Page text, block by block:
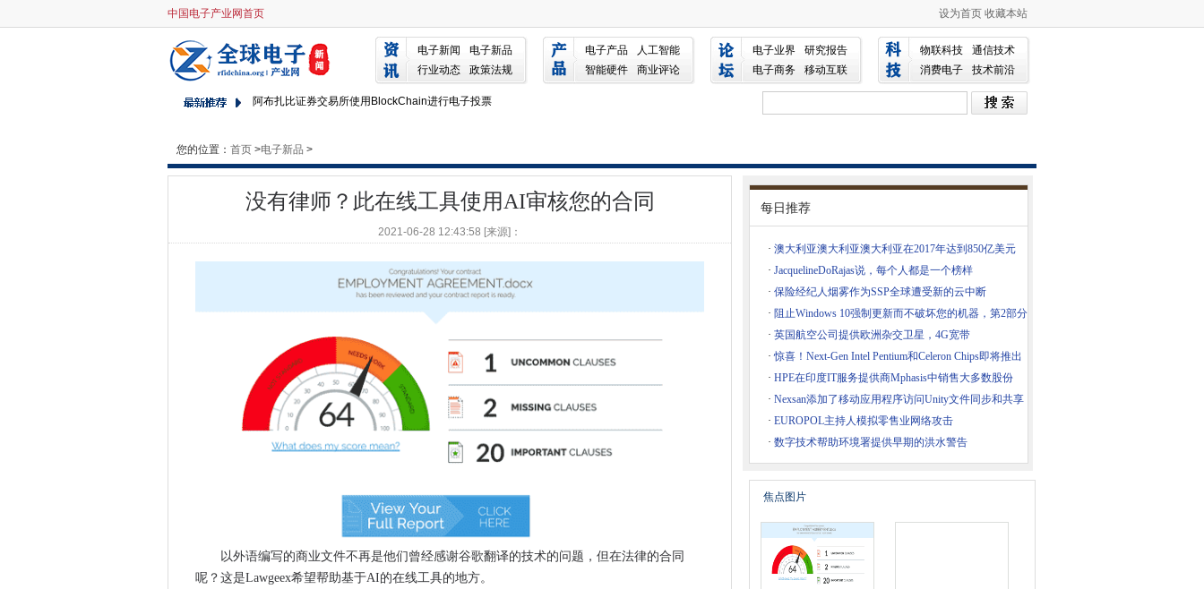
中国电子产业网首页 设为首页 收藏本站
电子新闻
电子新品
行业动态
政策法规
电子产品
人工智能
智能硬件
商业评论
电子业界
研究报告
电子商务
移动互联
物联科技
通信技术
消费电子
技术前沿
没有律师？此在线工具使用AI审核您的合同
澳大利亚澳大利亚澳大利亚在2017年达到850亿美元
Blackberry Bangs最终钉在棺材中，让戴迪斯武装你
阿布扎比证券交易所使用BlockChain进行电子投票
JacquelineDoRajas说，每个人都是一个榜样
阿布扎比证券交易所使用BlockChain进行电子投票
FINTECH专家说，青少年应该专注于数据和网络职业生涯
保险经纪人烟雾作为SSP全球遭受新的云中断
Metro Fiber Dig Backs New Newcastle DatacentRe Build
在麻省理工学院，一瞥我们的技术未来
加利福尼亚立法反对赎金书
阻止Windows 10强制更新而不破坏您的机器，第2部分
这一切都是关于搜索的：AppDirect Ponies Up并收购XENDO
新的赎金软件滥用Windows PowerShell，Word Document宏
研究表明，大多数企业易于网络攻击的网络攻击
英国航空公司提供欧洲杂交卫星，4G宽带
Facebook希望您与新的聊天禁止（+视频）挖掘
惊喜！Next-Gen Intel Pentium和Celeron Chips即将推出
AWS专注于新的大数据服务的硬盘
Facebook安全检查开发了毛刺，检查远离拉合尔爆炸的人
您的位置： 首页 >电子新品 >
没有律师？此在线工具使用AI审核您的合同
2021-06-28 12:43:58 [来源]：
以外语编写的商业文件不再是他们曾经感谢谷歌翻译的技术的问题，但在法律的合同
呢？这是Lawgeex希望帮助基于AI的在线工具的地方。
每日推荐
· 澳大利亚澳大利亚澳大利亚在2017年达到850亿美元
· JacquelineDoRajas说，每个人都是一个榜样
· 保险经纪人烟雾作为SSP全球遭受新的云中断
· 阻止Windows 10强制更新而不破坏您的机器，第2部分
· 英国航空公司提供欧洲杂交卫星，4G宽带
·惊喜！Next-Gen Intel Pentium和Celeron Chips即将推出
· HPE在印度IT服务提供商Mphasis中销售大多数股份
· Nexsan添加了移动应用程序访问Unity文件同步和共享
· EUROPOL主持人模拟零售业网络攻击
· 数字技术帮助环境署提供早期的洪水警告
焦点图片